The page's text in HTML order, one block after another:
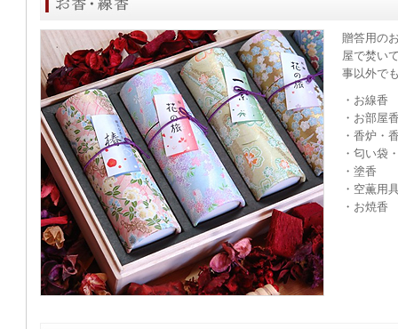
贈答用の
屋で焚い
事以外で
・お線香
・お部屋
・香炉・
・匂い袋
・塗香
・空薫用
・お焼香